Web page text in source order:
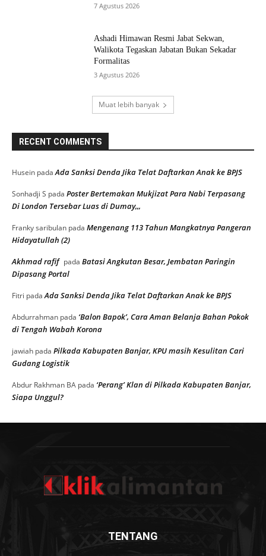
7 Agustus 2026
Ashadi Himawan Resmi Jabat Sekwan,
Walikota Tegaskan Jabatan Bukan Sekadar
Formalitas
3 Agustus 2026
Muat lebih banyak
RECENT COMMENTS
Husein padaAda Sanksi Denda Jika Telat Daftarkan Anak ke BPJS
Sonhadji S pada Poster Bertemakan Mukjizat Para Nabi Terpasang
Di London Tersebar Luas di Dumay,,,
Franky saribulan pada Mengenang 113 Tahun Mangkatnya Pangeran
Hidayatullah (2)
Akhmad rafif pada Batasi Angkutan Besar, Jembatan Paringin
Dipasang Portal
Fitri padaAda Sanksi Denda Jika Telat Daftarkan Anak ke BPJS
Abdurrahman pada ‘Balon Bapok’, Cara Aman Belanja Bahan Pokok
di Tengah Wabah Korona
jawiah pada Pilkada Kabupaten Banjar, KPU masih Kesulitan Cari
Gudang Logistik
Abdur Rakhman BA pada ‘Perang’ Klan di Pilkada Kabupaten Banjar,
Siapa Unggul?
TENTANG